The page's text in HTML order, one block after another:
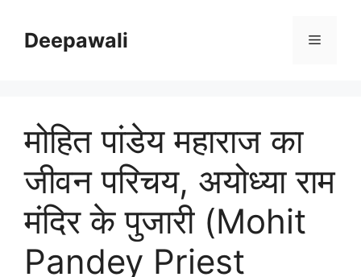
contentDeepawali Menu
मोहित पांडेय महाराज का
जीवन परिचय, अयोध्या राम
मंदिर के पुजारी (Mohit
Pandey Priest